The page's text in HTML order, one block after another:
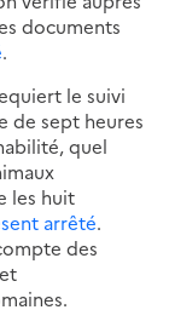
documents
.
le suivi
de sept heures
quel
les huit
arrêté.
des